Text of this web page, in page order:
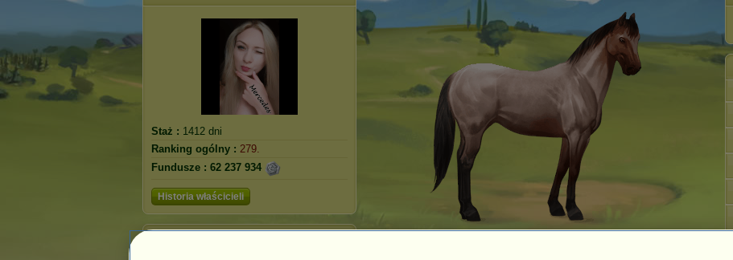
Staż : 1412 dni
Ranking ogólny : 279.
Fundusze : 62 237 934
Historia właścicieli